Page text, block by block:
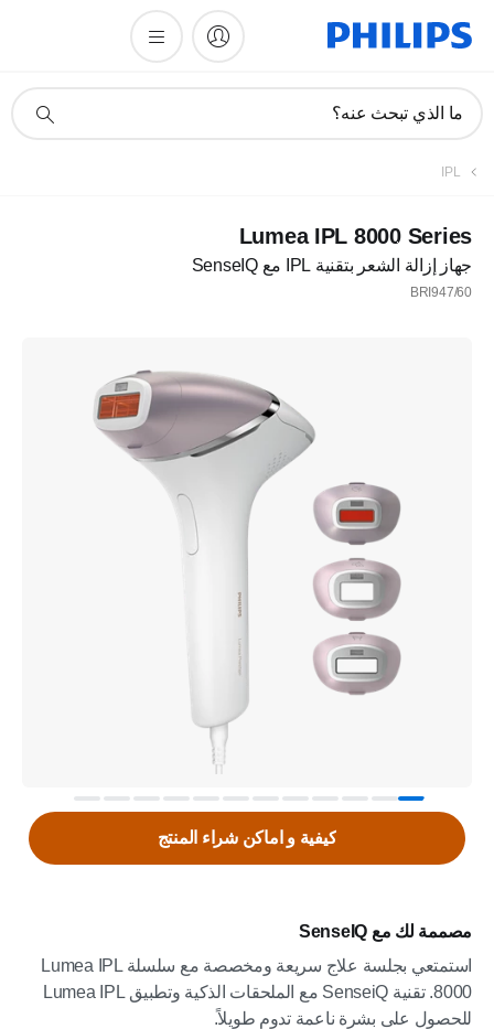
دعم
ما الذي تبحث عنه؟
IPL
Lumea IPL 8000 Series
جهاز إزالة الشعر بتقنية IPL مع SenseIQ
BRI947/60
مصممة لك مع SenseIQ
استمتعي بجلسة علاج سريعة ومخصصة مع سلسلة Lumea IPL
8000. تقنية SenseiQ مع الملحقات الذكية وتطبيق Lumea IPL
للحصول على بشرة ناعمة تدوم طويلاً.
كيفية و اماكن شراء المنتج